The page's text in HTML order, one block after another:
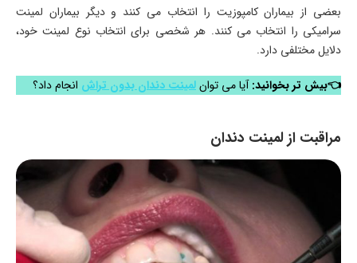
بعضی از بیماران کامپوزیت را انتخاب می کنند و دیگر بیماران لمینت
سرامیکی را انتخاب می کنند. هر شخصی برای انتخاب نوع لمینت خود،
دلایل مختلفی دارد.
👈بیش تر بخوانید:آیا می توانلمینت دندان بدون تراش انجام داد؟
مراقبت از لمینت دندان